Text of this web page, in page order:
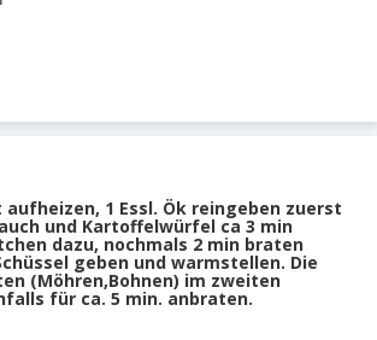
1 Essl. Ök reingeben zuerst
und Kartoffelwürfel ca 3 min
dazu, nochmals 2 min braten
geben und warmstellen. Die
(Möhren,Bohnen) im zweiten
für ca. 5 min. anbraten.